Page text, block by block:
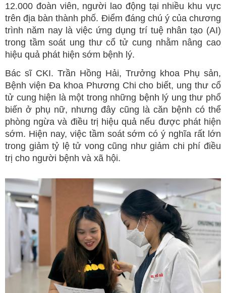
12.000 đoàn viên, người lao động tại nhiều khu vực
trên địa bàn thành phố. Điểm đáng chú ý của chương
trình năm nay là việc ứng dụng trí tuệ nhân tạo (AI)
trong tầm soát ung thư cổ tử cung nhằm nâng cao
hiệu quả phát hiện sớm bệnh lý.
Bác sĩ CKI. Trần Hồng Hải, Trưởng khoa Phụ sản,
Bệnh viện Đa khoa Phương Chi cho biết, ung thư cổ
tử cung hiện là một trong những bệnh lý ung thư phổ
biến ở phụ nữ, nhưng đây cũng là căn bệnh có thể
phòng ngừa và điều trị hiệu quả nếu được phát hiện
sớm. Hiện nay, việc tầm soát sớm có ý nghĩa rất lớn
trong giảm tỷ lệ tử vong cũng như giảm chi phí điều
trị cho người bệnh và xã hội.